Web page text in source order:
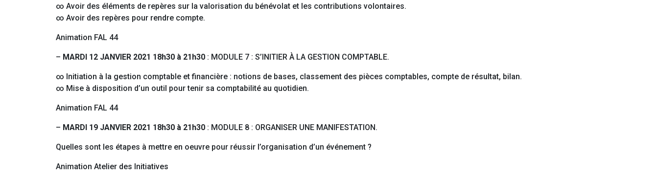
∞ Avoir des éléments de repères sur la valorisation du bénévolat et les contributions volontaires.
∞ Avoir des repères pour rendre compte.
Animation FAL 44
– MARDI 12 JANVIER 2021 18h30 à 21h30 : MODULE 7 : S’INITIER À LA GESTION COMPTABLE.
∞ Initiation à la gestion comptable et financière : notions de bases, classement des pièces comptables, compte de résultat, bilan.
∞ Mise à disposition d’un outil pour tenir sa comptabilité au quotidien.
Animation FAL 44
– MARDI 19 JANVIER 2021 18h30 à 21h30 : MODULE 8 : ORGANISER UNE MANIFESTATION.
Quelles sont les étapes à mettre en oeuvre pour réussir l’organisation d’un événement ?
Animation Atelier des Initiatives